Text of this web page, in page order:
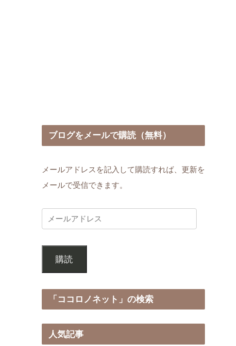
ブログをメールで購読（無料）
メールアドレスを記入して購読すれば、更新を
メールで受信できます。
購読
「ココロノネット」の検索
人気記事